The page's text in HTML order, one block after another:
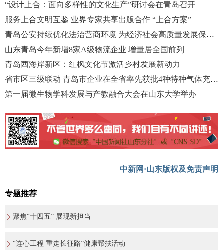
“设计上合：面向多样性的文化生产”研讨会在青岛召开
服务上合文明互鉴 业界专家共享出版合作 “上合方案”
青岛公安持续优化法治营商环境 为经济社会高质量发展保驾护航
山东青岛今年新增8家A级物流企业 增量居全国前列
青岛西海岸新区：红枫文化节激活乡村发展新动力
省市区三级联动 青岛市企业在全省率先获批4种特种气体充装许可
第一届微生物学科发展与产教融合大会在山东大学举办
中新网·山东版权及免责声明
专题推荐
聚焦“十四五” 展现新担当
“连心工程 重走长征路”健康帮扶活动